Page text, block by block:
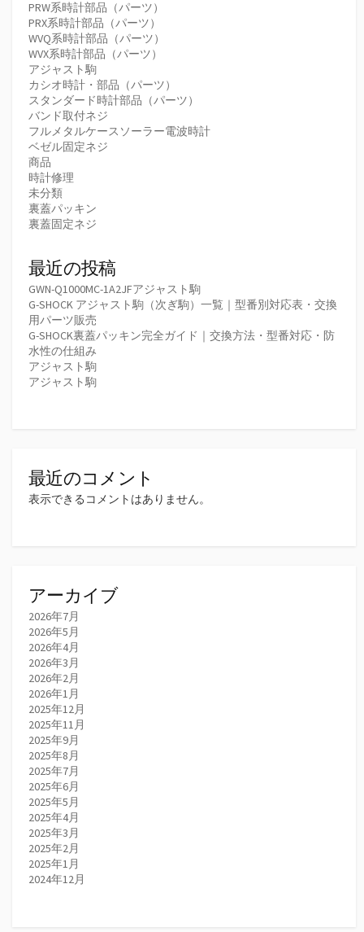
PRW系時計部品（パーツ）
PRX系時計部品（パーツ）
WVQ系時計部品（パーツ）
WVX系時計部品（パーツ）
アジャスト駒
カシオ時計・部品（パーツ）
スタンダード時計部品（パーツ）
バンド取付ネジ
フルメタルケースソーラー電波時計
ベゼル固定ネジ
商品
時計修理
未分類
裏蓋パッキン
裏蓋固定ネジ
最近の投稿
GWN-Q1000MC-1A2JFアジャスト駒
G-SHOCK アジャスト駒（次ぎ駒）一覧｜型番別対応表・交換
用パーツ販売
G-SHOCK裏蓋パッキン完全ガイド｜交換方法・型番対応・防
水性の仕組み
アジャスト駒
アジャスト駒
最近のコメント
表示できるコメントはありません。
アーカイブ
2026年7月
2026年5月
2026年4月
2026年3月
2026年2月
2026年1月
2025年12月
2025年11月
2025年9月
2025年8月
2025年7月
2025年6月
2025年5月
2025年4月
2025年3月
2025年2月
2025年1月
2024年12月